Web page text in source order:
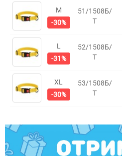
M
-30%
51/1508Б/
Т
L
-31%
52/1508Б/
Т
XL
-30%
53/1508Б/
Т